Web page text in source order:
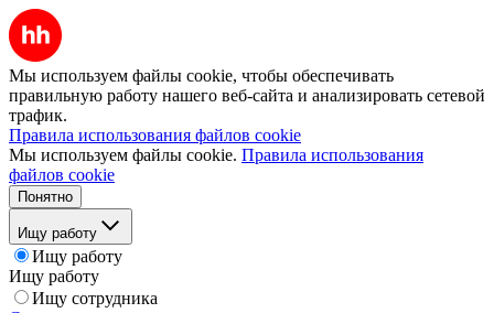
Мы используем файлы cookie, чтобы обеспечивать
правильную работу нашего веб-сайта и анализировать сетевой
трафик.
Правила использования файлов cookie
Мы используем файлы cookie. Правила использования
файлов cookie
Понятно
Ищу работу
Ищу работу
Ищу работу
Ищу сотрудника